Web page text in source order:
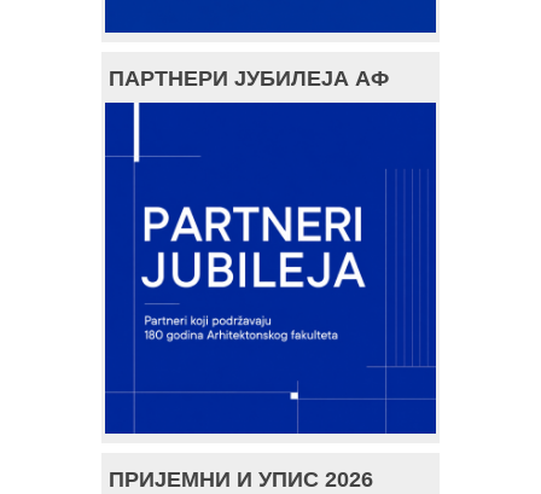
ПАРТНЕРИ ЈУБИЛЕЈА АФ
ПРИЈЕМНИ И УПИС 2026